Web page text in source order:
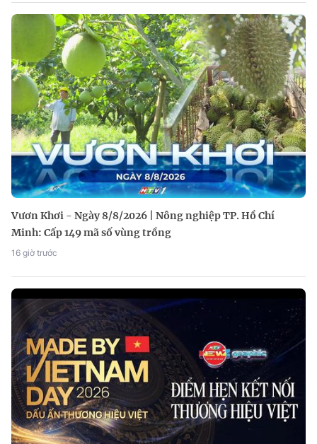
Vươn Khơi - Ngày 8/8/2026 | Nông nghiệp TP. Hồ Chí
Minh: Cấp 149 mã số vùng trồng
16 giờ trước